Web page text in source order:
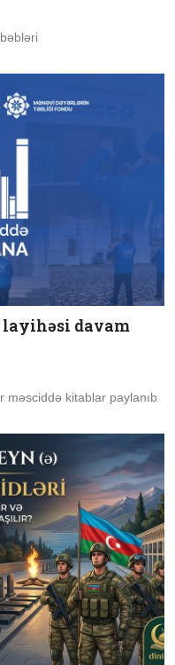
layihəsi davam
məsciddə kitablar paylanıb